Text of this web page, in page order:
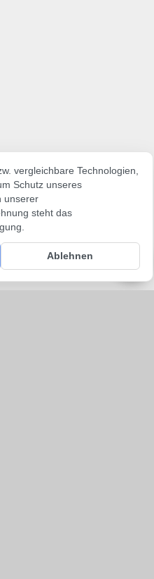
vergleichbare Technologien,
Schutz unseres
unserer
steht das
Ablehnen